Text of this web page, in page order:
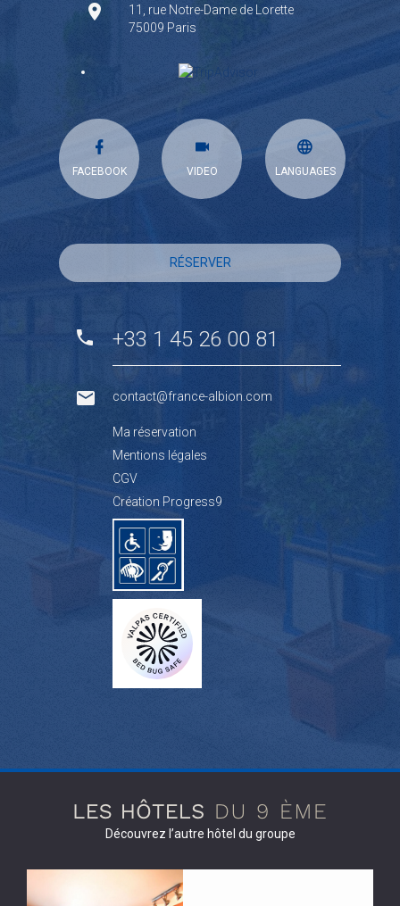
11, rue Notre-Dame de Lorette
75009 Paris
FACEBOOK VIDEO LANGUAGES
RÉSERVER
+33 1 45 26 00 81
contact@france-albion.com
Ma réservation
Mentions légales
CGV
Création Progress9
Découvrez l’autre hôtel du groupe